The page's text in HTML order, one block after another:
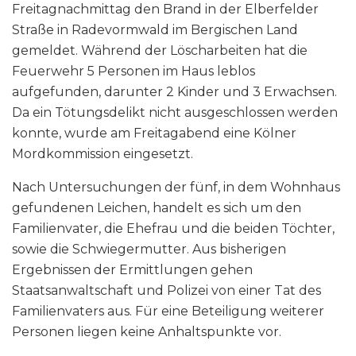
Freitagnachmittag den Brand in der Elberfelder
Straße in Radevormwald im Bergischen Land
gemeldet. Während der Löscharbeiten hat die
Feuerwehr 5 Personen im Haus leblos
aufgefunden, darunter 2 Kinder und 3 Erwachsen.
Da ein Tötungsdelikt nicht ausgeschlossen werden
konnte, wurde am Freitagabend eine Kölner
Mordkommission eingesetzt.
Nach Untersuchungen der fünf, in dem Wohnhaus
gefundenen Leichen, handelt es sich um den
Familienvater, die Ehefrau und die beiden Töchter,
sowie die Schwiegermutter. Aus bisherigen
Ergebnissen der Ermittlungen gehen
Staatsanwaltschaft und Polizei von einer Tat des
Familienvaters aus. Für eine Beteiligung weiterer
Personen liegen keine Anhaltspunkte vor.